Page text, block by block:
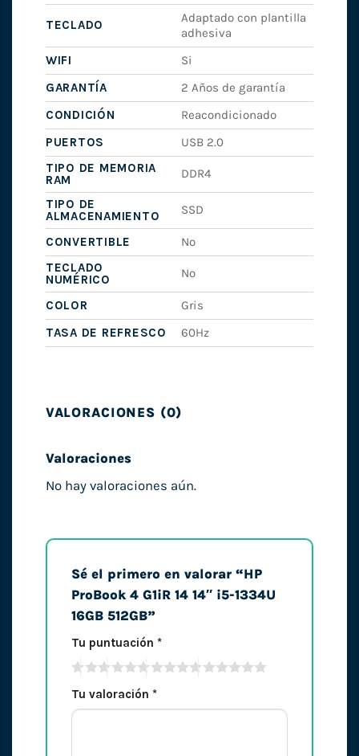
TECLADO
Adaptado con plantilla
adhesiva
WIFI
Si
GARANTÍA
2 Años de garantía
CONDICIÓN
Reacondicionado
PUERTOS
USB 2.0
TIPO DE MEMORIA
RAM
DDR4
TIPO DE
ALMACENAMIENTO
SSD
CONVERTIBLE
No
TECLADO
NUMÉRICO
No
COLOR
Gris
TASA DE REFRESCO
60Hz
VALORACIONES (0)
Valoraciones
No hay valoraciones aún.
Sé el primero en valorar “HP
ProBook 4 G1iR 14 14″ i5-1334U
16GB 512GB”
Tu puntuación *
Tu valoración *